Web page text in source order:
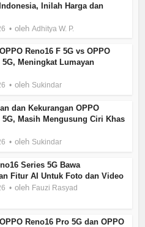
Inilah Harga dan
olehAdhitya W. P.
Reno16 F 5G vs OPPO
5G, Meningkat Lumayan
oleh Sukindar
dan Kekurangan OPPO
5G, Masih Mengusung Ciri Khas
oleh Sukindar
Series 5G Bawa
Fitur AI Untuk Foto dan Video
oleh Fauzi Rasyad
Reno16 Pro 5G dan OPPO